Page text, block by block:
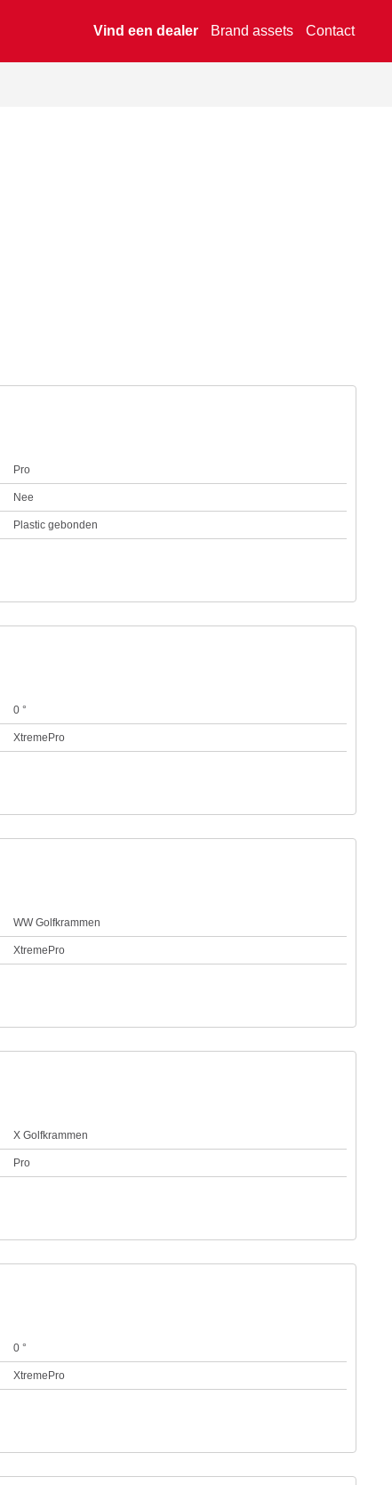
Vind een dealer Brand assets Contact
Pro
Nee
Plastic gebonden
0 °
XtremePro
WW Golfkrammen
XtremePro
X Golfkrammen
Pro
0 °
XtremePro